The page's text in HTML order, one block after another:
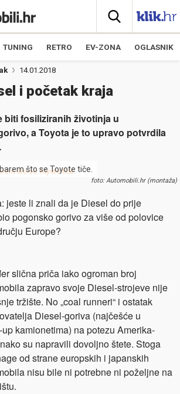
TUNING RETRO EV-ZONA OGLASNIK
14.01.2018
i početak kraja
biti fosiliziranih životinja u
a Toyota je to upravo potvrdila
što se Toyote tiče.
foto: Automobili.hr (montaža)
jeste li znali da je Diesel do prije
pogonsko gorivo za više od polovice
Europe?
slična priča iako ogroman broj
zapravo svoje Diesel-strojeve nije
tržište. No „coal runneri“ i ostatak
Diesel-goriva (najčešće u
kamionetima) na potezu Amerika-
su napravili dovoljno štete. Stoga
od strane europskih i japanskih
nisu bile ni potrebne ni poželjne na